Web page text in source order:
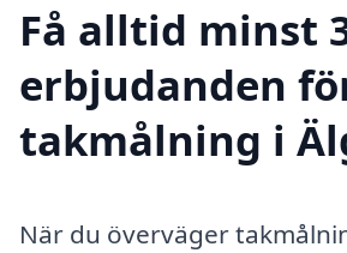
Få alltid minst
erbjudanden
takmålning i
När du överväger